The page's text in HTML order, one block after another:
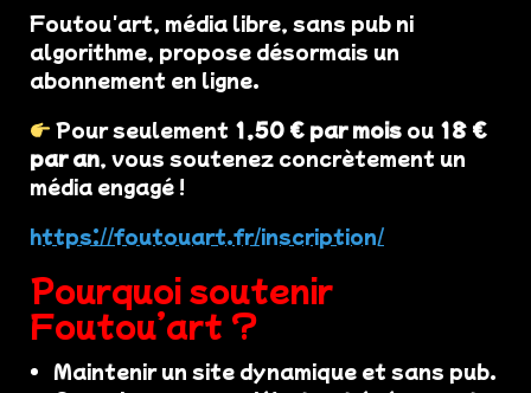
Foutou'art, média libre, sans pub ni
algorithme, propose désormais un
abonnement en ligne.
Pour seulement 1,50 € par mois ou 18 €
par an, vous soutenez concrètement un
média engagé !
https://foutouart.fr/inscription/
Pourquoi soutenir
Foutou’art ?
Maintenir un site dynamique et sans pub.